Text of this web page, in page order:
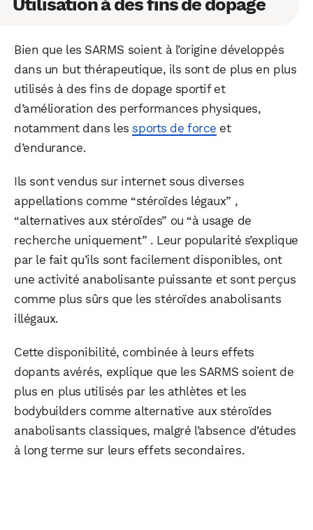
Utilisation à des fins de dopage
Bien que les SARMS soient à l’origine développés
dans un but thérapeutique, ils sont de plus en plus
utilisés à des fins de dopage sportif et
d’amélioration des performances physiques,
notamment dans les sports de force et
d’endurance.
Ils sont vendus sur internet sous diverses
appellations comme “stéroïdes légaux” ,
“alternatives aux stéroïdes” ou “à usage de
recherche uniquement” . Leur popularité s’explique
par le fait qu’ils sont facilement disponibles, ont
une activité anabolisante puissante et sont perçus
comme plus sûrs que les stéroïdes anabolisants
illégaux.
Cette disponibilité, combinée à leurs effets
dopants avérés, explique que les SARMS soient de
plus en plus utilisés par les athlètes et les
bodybuilders comme alternative aux stéroïdes
anabolisants classiques, malgré l’absence d’études
à long terme sur leurs effets secondaires.